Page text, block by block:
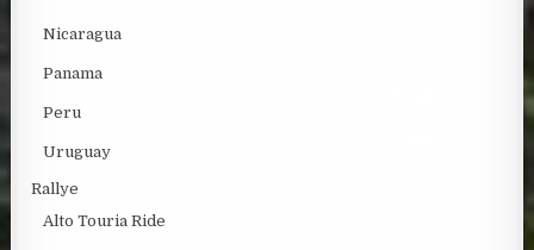
Nicaragua
Panama
Peru
Uruguay
Rallye
Alto Touria Ride